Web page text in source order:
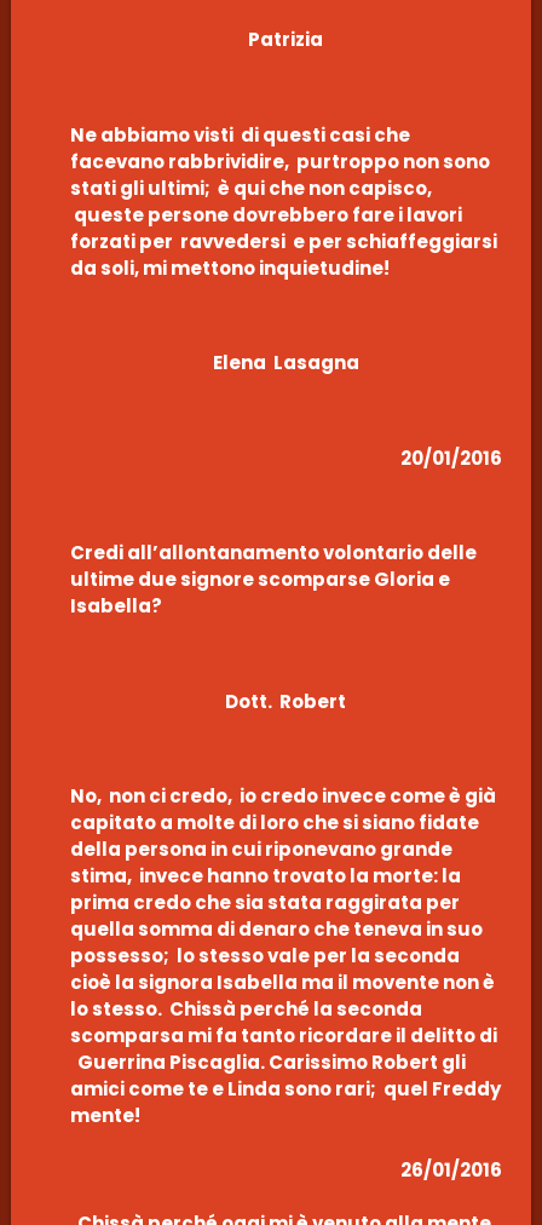
Patrizia
Ne abbiamo visti di questi casi che
facevano rabbrividire, purtroppo non sono
stati gli ultimi; è qui che non capisco,
queste persone dovrebbero fare i lavori
forzati per ravvedersi e per schiaffeggiarsi
da soli, mi mettono inquietudine!
Elena Lasagna
20/01/2016
Credi all’allontanamento volontario delle
ultime due signore scomparse Gloria e
Isabella?
Dott. Robert
No, non ci credo, io credo invece come è già
capitato a molte di loro che si siano fidate
della persona in cui riponevano grande
stima, invece hanno trovato la morte: la
prima credo che sia stata raggirata per
quella somma di denaro che teneva in suo
possesso; lo stesso vale per la seconda
cioè la signora Isabella ma il movente non è
lo stesso. Chissà perché la seconda
scomparsa mi fa tanto ricordare il delitto di
Guerrina Piscaglia. Carissimo Robert gli
amici come te e Linda sono rari; quel Freddy
mente!
26/01/2016